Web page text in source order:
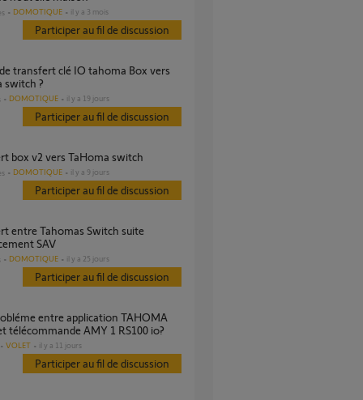
DOMOTIQUE il y a 3 mois
Participer au fil de discussion
switch ?
DOMOTIQUE il y a 19 jours
Participer au fil de discussion
box v2 vers TaHoma switch
DOMOTIQUE il y a 9 jours
Participer au fil de discussion
SAV
DOMOTIQUE il y a 25 jours
Participer au fil de discussion
télécommande AMY 1 RS100 io?
VOLET il y a 11 jours
Participer au fil de discussion